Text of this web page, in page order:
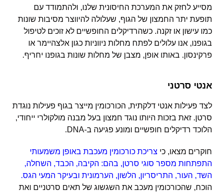
מסייע לחזק את המערכת החיסונית שלנו, ולהתמודד עם
תופעת יתר החמצון של הגוף, שעלולה להיווצר מסיבות שונות
כמו עישון או זקנה. כשהרדיקלים החופשיים לא זוכים לטיפול
בגופנו, אנו עלולים לפתח מחלות ניווניות כגון אלצהיימר או
פרקינסון. באותו אופן, מצבן של מחלות שונות בגופנו יחריף.
אנטי סרטני
לצד פעילות אנטי דלקתית, הכורכומין מייצר בגוף פעילות נוגדת
סרטן. זאת בזכות היותו נוגד חמצון בעל מבנה מולקולרי ייחודי,
הלוכד רדיקלים חופשיים ומונע פגיעה ב-DNA.
חוקרים מצאו, כי צריכת כורכומין מעכבת באופן משמעותי
התפתחות מספר סוגי סרטן, בהם: הקיבה, הכבד, השחלה,
השד, העור, התריסריון, הלשון, הערמונית ובעיקר המעי הגס.
הוכח, שהכורכומין מעכב את השגשוג של תאים סרטניים ואת